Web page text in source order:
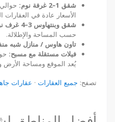
شقق 1–2 غرفة نوم:
الأسعار عادة في العقارات
شقق وبنتهاوس 3–4 غرف نوم:
حسب المساحة والإطلالة.
تاون هاوس / منازل شبه
فيلات مستقلة مع مسبح:
يُعد الموقع ومساحة الأرض
تصفح: جميع العقارات · عقارات